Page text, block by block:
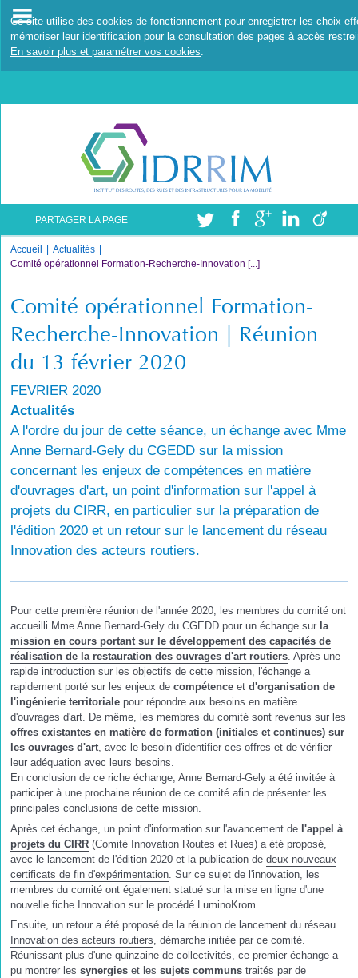
Ce site utilise des cookies de fonctionnement pour enregistrer les choix
mémoriser leur identification pour la consultation des pages à accès
En savoir plus et paramétrer vos cookies
PARTAGER LA PAGE
Accueil
Actualités
Comité opérationnel Formation-Recherche-Innovation [...]
Comité opérationnel Formation-
Recherche-Innovation | Réunion
du 13 février 2020
FEVRIER 2020
Actualités
A l'ordre du jour de cette séance, un échange avec Mme
Anne Bernard-Gely du CGEDD sur la mission
concernant les enjeux de compétences en matière
d'ouvrages d'art, un point d'information sur l'appel à
projets du CIRR, en particulier sur la préparation de
l'édition 2020 et un retour sur le lancement du réseau
Innovation des acteurs routiers.
Pour cette première réunion de l'année 2020, les membres du comité ont
accueilli Mme Anne Bernard-Gely du CGEDD pour un échange sur la
mission en cours portant sur le développement des capacités de
réalisation de la restauration des ouvrages d'art routiers. Après une
rapide introduction sur les objectifs de cette mission, l'échange a
rapidement porté sur les enjeux de compétence et d'organisation de
l'ingénierie territoriale pour répondre aux besoins en matière
d'ouvrages d'art. De même, les membres du comité sont revenus sur les
offres existantes en matière de formation (initiales et continues) sur
les ouvrages d'art, avec le besoin d'identifier ces offres et de vérifier
leur adéquation avec leurs besoins.
En conclusion de ce riche échange, Anne Bernard-Gely a été invitée à
participer à une prochaine réunion de ce comité afin de présenter les
principales conclusions de cette mission.
Après cet échange, un point d'information sur l'avancement de l'appel à
projets du CIRR (Comité Innovation Routes et Rues) a été proposé,
avec le lancement de l'édition 2020 et la publication de deux nouveaux
certificats de fin d'expérimentation . Sur ce sujet de l'innovation, les
membres du comité ont également statué sur la mise en ligne d'une
nouvelle fiche Innovation sur le procédé LuminoKrom
Ensuite, un retour a été proposé de la réunion de lancement du réseau
Innovation des acteurs routiers, démarche initiée par ce comité.
Réunissant plus d'une quinzaine de collectivités, ce premier échange a
pu montrer les synergies et les sujets communs traités par de